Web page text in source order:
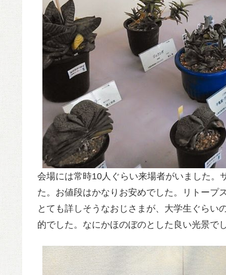
会場には常時10人ぐらい来場者がいました
た。お値段はかなりお安めでした。リトープ
とても詳しそうなおじさまが、大学生ぐらい
的でした。なにかほのぼのとした良い光景で